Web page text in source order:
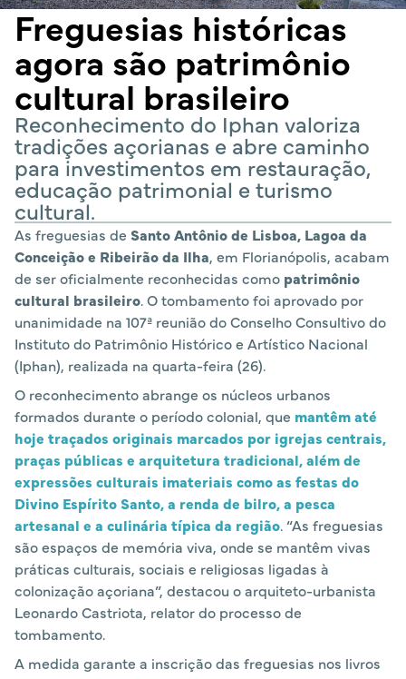
Freguesias históricas
agora são patrimônio
cultural brasileiro
Reconhecimento do Iphan valoriza
tradições açorianas e abre caminho
para investimentos em restauração,
educação patrimonial e turismo
cultural.
As freguesias de Santo Antônio de Lisboa, Lagoa da
Conceição e Ribeirão da Ilha, em Florianópolis, acabam
de ser oficialmente reconhecidas como patrimônio
cultural brasileiro. O tombamento foi aprovado por
unanimidade na 107ª reunião do Conselho Consultivo do
Instituto do Patrimônio Histórico e Artístico Nacional
(Iphan), realizada na quarta-feira (26).
O reconhecimento abrange os núcleos urbanos
formados durante o período colonial, que mantêm até
hoje traçados originais marcados por igrejas centrais,
praças públicas e arquitetura tradicional, além de
expressões culturais imateriais como as festas do
Divino Espírito Santo, a renda de bilro, a pesca
artesanal e a culinária típica da região. “As freguesias
são espaços de memória viva, onde se mantêm vivas
práticas culturais, sociais e religiosas ligadas à
colonização açoriana”, destacou o arquiteto-urbanista
Leonardo Castriota, relator do processo de
tombamento.
A medida garante a inscrição das freguesias nos livros